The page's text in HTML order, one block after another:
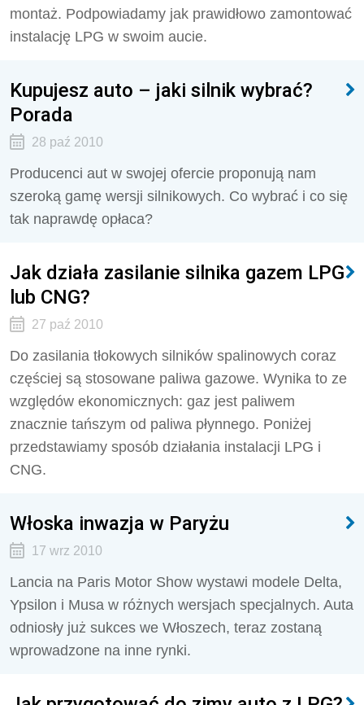
montaż. Podpowiadamy jak prawidłowo zamontować
instalację LPG w swoim aucie.
Kupujesz auto – jaki silnik wybrać?
Porada
28 paź 2010
Producenci aut w swojej ofercie proponują nam
szeroką gamę wersji silnikowych. Co wybrać i co się
tak naprawdę opłaca?
Jak działa zasilanie silnika gazem LPG
lub CNG?
27 paź 2010
Do zasilania tłokowych silników spalinowych coraz
częściej są stosowane paliwa gazowe. Wynika to ze
względów ekonomicznych: gaz jest paliwem
znacznie tańszym od paliwa płynnego. Poniżej
przedstawiamy sposób działania instalacji LPG i
CNG.
Włoska inwazja w Paryżu
17 wrz 2010
Lancia na Paris Motor Show wystawi modele Delta,
Ypsilon i Musa w różnych wersjach specjalnych. Auta
odniosły już sukces we Włoszech, teraz zostaną
wprowadzone na inne rynki.